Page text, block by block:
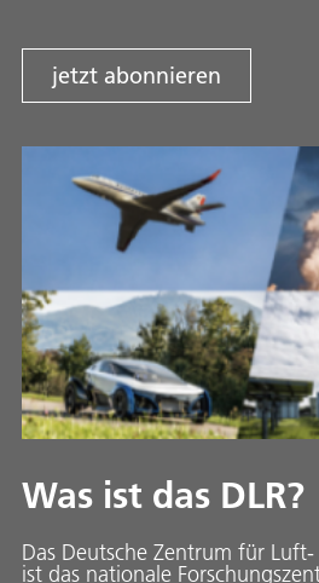
jetzt abonnieren
Was ist das DLR?
Das Deutsche Zentrum für
ist das nationale